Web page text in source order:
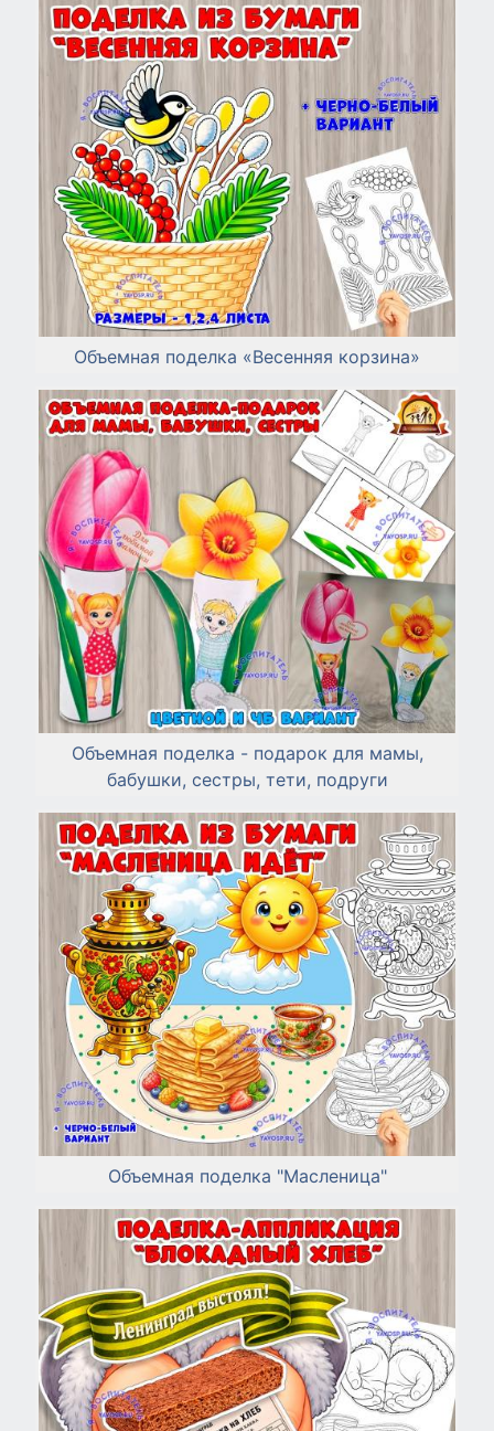
Объемная поделка «Весенняя корзина»
Объемная поделка - подарок для мамы,
бабушки, сестры, тети, подруги
Объемная поделка "Масленица"